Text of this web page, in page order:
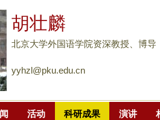
到
主
胡壮麟
北京大学外国语学院资深教授、博导
yyhzl@pku.edu.cn
活动 科研成果 演讲